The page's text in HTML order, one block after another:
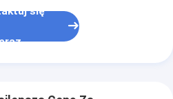
się